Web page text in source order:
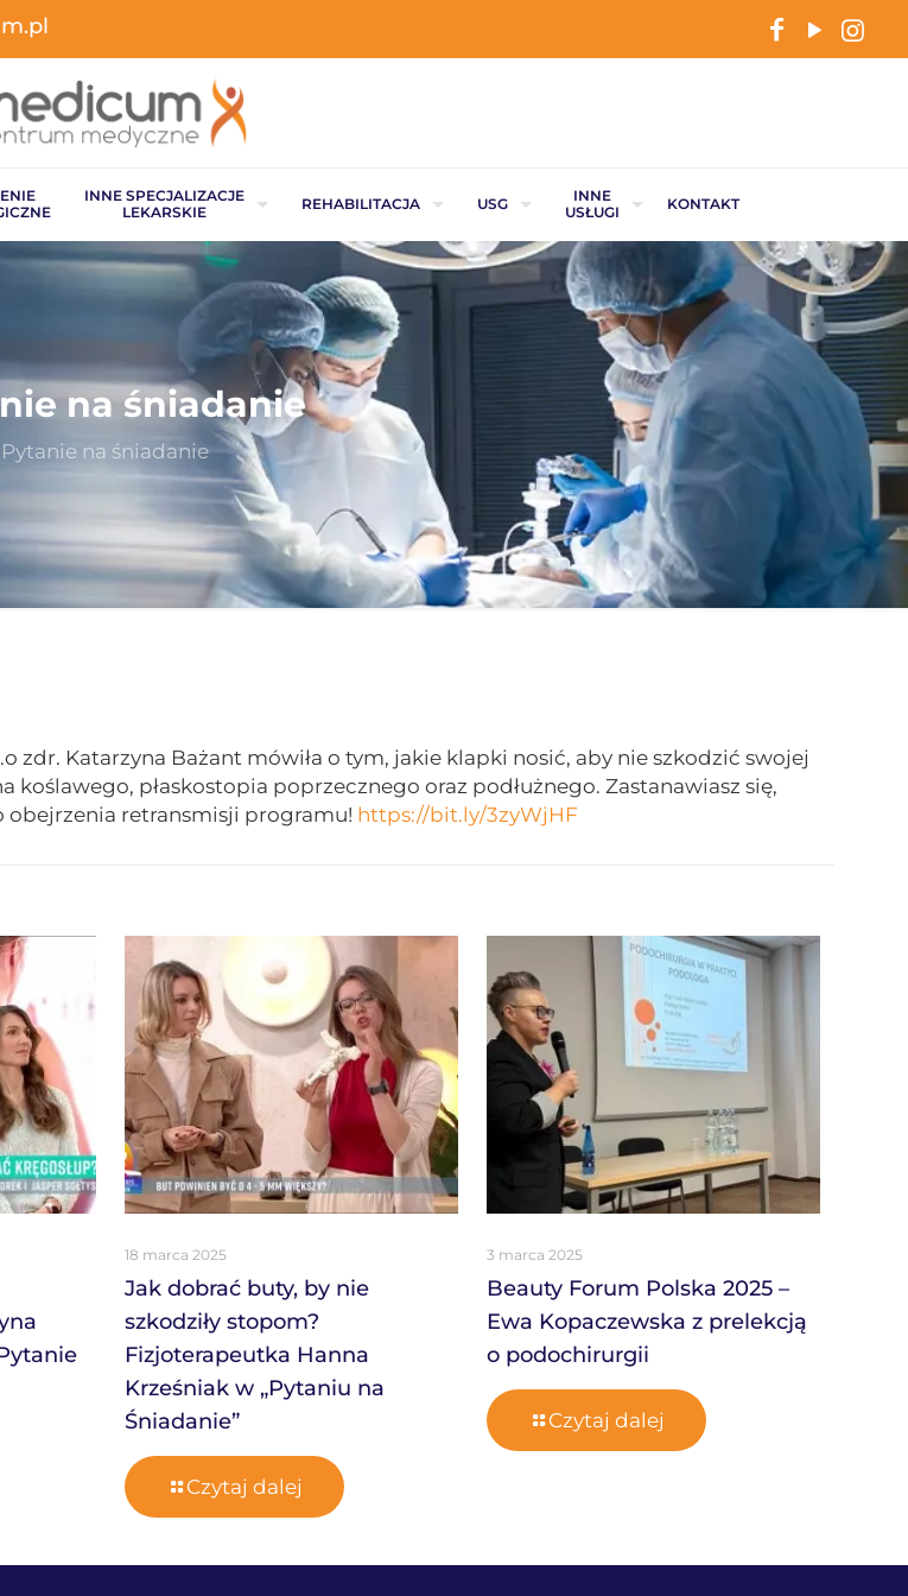
INNE SPECJALIZACJE
LEKARSKIE
REHABILITACJA USG
INNE
USŁUGI
KONTAKT
na śniadanie
na śniadanie
Katarzyna Bażant mówiła o tym, jakie klapki nosić, aby nie szkodzić swojej
płaskostopia poprzecznego oraz podłużnego. Zastanawiasz się,
obejrzenia retransmisji programu! https://bit.ly/3zyWjHF
18 marca 2025
Jak dobrać buty, by nie
szkodziły stopom?
Fizjoterapeutka Hanna
Krześniak w „Pytaniu na
Śniadanie”
Czytaj dalej
3 marca 2025
Beauty Forum Polska 2025 –
Ewa Kopaczewska z prelekcją
o podochirurgii
Czytaj dalej